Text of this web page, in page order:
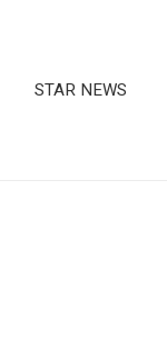
STAR NEWS